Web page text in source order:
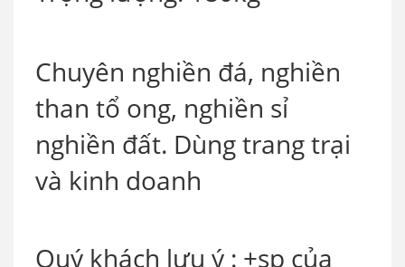
Chuyên nghiền đá, nghiền
than tổ ong, nghiền sỉ
nghiền đất. Dùng trang trại
và kinh doanh
Quý khách lưu ý : +sp của